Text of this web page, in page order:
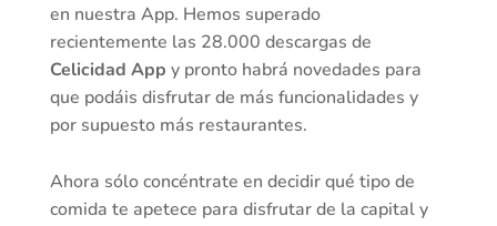
en nuestra App. Hemos superado
recientemente las 28.000 descargas de
Celicidad App y pronto habrá novedades para
que podáis disfrutar de más funcionalidades y
por supuesto más restaurantes.
Ahora sólo concéntrate en decidir qué tipo de
comida te apetece para disfrutar de la capital y